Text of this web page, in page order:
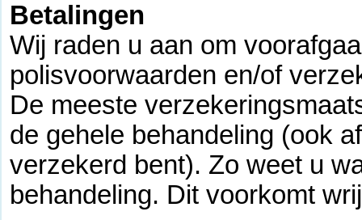
Betalingen
Wij raden u aan om
polisvoorwaarden en/of
De meeste
de gehele behandeling (ook
verzekerd bent). Zo weet u
behandeling. Dit voorkomt